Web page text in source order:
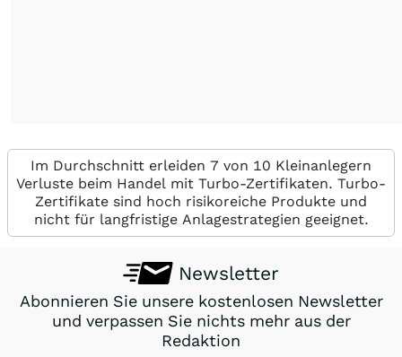
Im Durchschnitt erleiden 7 von 10 Kleinanlegern
Verluste beim Handel mit Turbo-Zertifikaten. Turbo-
Zertifikate sind hoch risikoreiche Produkte und
nicht für langfristige Anlagestrategien geeignet.
Newsletter
Abonnieren Sie unsere kostenlosen Newsletter
und verpassen Sie nichts mehr aus der
Redaktion